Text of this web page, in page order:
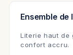
Ensemble de
Literie haut de
confort accru.